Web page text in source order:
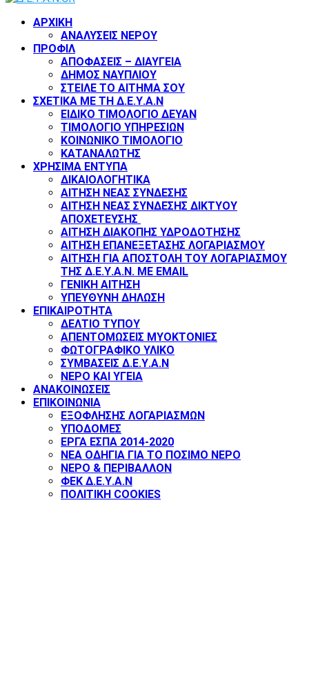
ΑΡΧΙΚΗ
ΑΝΑΛΥΣΕΙΣ ΝΕΡΟΥ
ΠΡΟΦΙΛ
ΑΠΟΦΑΣΕΙΣ – ΔΙΑΥΓΕΙΑ
ΔΗΜΟΣ ΝΑΥΠΛΙΟΥ
ΣΤΕΙΛΕ ΤΟ ΑΙΤΗΜΑ ΣΟΥ
ΣΧΕΤΙΚΑ ΜΕ ΤΗ Δ.Ε.Υ.Α.Ν
ΕΙΔΙΚΟ ΤΙΜΟΛΟΓΙΟ ΔΕΥΑΝ
ΤΙΜΟΛΟΓΙΟ ΥΠΗΡΕΣΙΩΝ
ΚΟΙΝΩΝΙΚΟ ΤΙΜΟΛΟΓΙΟ
ΚΑΤΑΝΑΛΩΤΗΣ
ΧΡΗΣΙΜΑ ΕΝΤΥΠΑ
ΔΙΚΑΙΟΛΟΓΗΤΙΚΑ
ΑΙΤΗΣΗ ΝΕΑΣ ΣΥΝΔΕΣΗΣ
ΑΙΤΗΣΗ ΝΕΑΣ ΣΥΝΔΕΣΗΣ ΔΙΚΤΥΟΥ
ΑΠΟΧΕΤΕΥΣΗΣ
ΑΙΤΗΣΗ ΔΙΑΚΟΠΗΣ ΥΔΡΟΔΟΤΗΣΗΣ
ΑΙΤΗΣΗ ΕΠΑΝΕΞΕΤΑΣΗΣ ΛΟΓΑΡΙΑΣΜΟΥ
ΑΙΤΗΣΗ ΓΙΑ ΑΠΟΣΤΟΛΗ ΤΟΥ ΛΟΓΑΡΙΑΣΜΟΥ
ΤΗΣ Δ.Ε.Υ.Α.Ν. ΜΕ EMAIL
ΓΕΝΙΚΗ ΑΙΤΗΣΗ
ΥΠΕΥΘΥΝΗ ΔΗΛΩΣΗ
ΕΠΙΚΑΙΡΟΤΗΤΑ
ΔΕΛΤΙΟ ΤΥΠΟΥ
ΑΠΕΝΤΟΜΩΣΕΙΣ ΜΥΟΚΤΟΝΙΕΣ
ΦΩΤΟΓΡΑΦΙΚΟ ΥΛΙΚΟ
ΣΥΜΒΑΣΕΙΣ Δ.Ε.Υ.Α.Ν
ΝΕΡΟ ΚΑΙ ΥΓΕΙΑ
ΑΝΑΚΟΙΝΩΣΕΙΣ
ΕΠΙΚΟΙΝΩΝΙΑ
ΕΞΟΦΛΗΣΗΣ ΛΟΓΑΡΙΑΣΜΩΝ
ΥΠΟΔΟΜΕΣ
ΕΡΓΑ ΕΣΠΑ 2014-2020
ΝΕΑ ΟΔΗΓΙΑ ΓΙΑ ΤΟ ΠΟΣΙΜΟ ΝΕΡΟ
ΝΕΡΟ & ΠΕΡΙΒΑΛΛΟΝ
ΦΕΚ Δ.Ε.Υ.Α.Ν
ΠΟΛΙΤΙΚΗ COOKIES